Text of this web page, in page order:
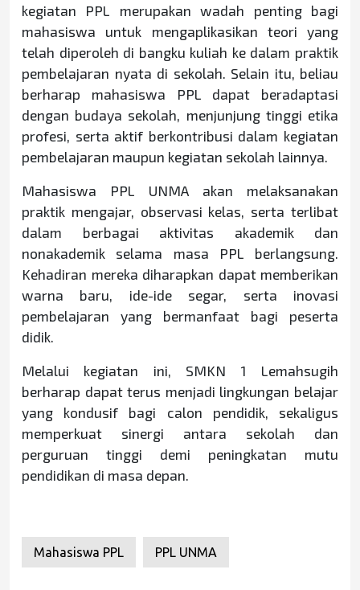
kegiatan PPL merupakan wadah penting bagi
mahasiswa untuk mengaplikasikan teori yang
telah diperoleh di bangku kuliah ke dalam praktik
pembelajaran nyata di sekolah. Selain itu, beliau
berharap mahasiswa PPL dapat beradaptasi
dengan budaya sekolah, menjunjung tinggi etika
profesi, serta aktif berkontribusi dalam kegiatan
pembelajaran maupun kegiatan sekolah lainnya.
Mahasiswa PPL UNMA akan melaksanakan
praktik mengajar, observasi kelas, serta terlibat
dalam berbagai aktivitas akademik dan
nonakademik selama masa PPL berlangsung.
Kehadiran mereka diharapkan dapat memberikan
warna baru, ide-ide segar, serta inovasi
pembelajaran yang bermanfaat bagi peserta
didik.
Melalui kegiatan ini, SMKN 1 Lemahsugih
berharap dapat terus menjadi lingkungan belajar
yang kondusif bagi calon pendidik, sekaligus
memperkuat sinergi antara sekolah dan
perguruan tinggi demi peningkatan mutu
pendidikan di masa depan.
Mahasiswa PPL PPL UNMA